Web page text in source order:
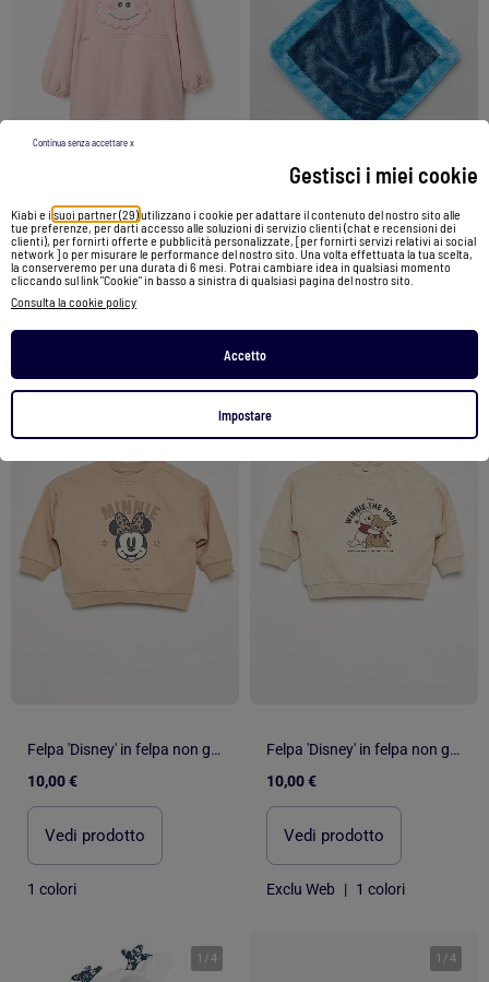
Gestisci i miei cookie
Kiabi e i suoi partner (29)utilizzano i cookie per adattare il contenuto del nostro sito alle
tue preferenze, per darti accesso alle soluzioni di servizio clienti (chat e recensioni dei
clienti), per fornirti offerte e pubblicità personalizzate, [per fornirti servizi relativi ai social
network ] o per misurare le performance del nostro sito. Una volta effettuata la tua scelta,
la conserveremo per una durata di 6 mesi. Potrai cambiare idea in qualsiasi momento
cliccando sul link "Cookie" in basso a sinistra di qualsiasi pagina del nostro sito.
Consulta la cookie policy
Accetto
Impostare
Continua senza accettare x
Felpa con cappuccio convertibile in pile corallo 'monsters of emotions'
32,99 €
Vedi prodotto
Peluche 'Stitch' di 'Disney'
12,00 €
Felpa 'Disney' in felpa non garzata
10,00 €
Vedi prodotto
1 colori
Felpa 'Disney' in felpa non garzata
10,00 €
Vedi prodotto
Exclu Web | 1 colori
1 /4 1 /4